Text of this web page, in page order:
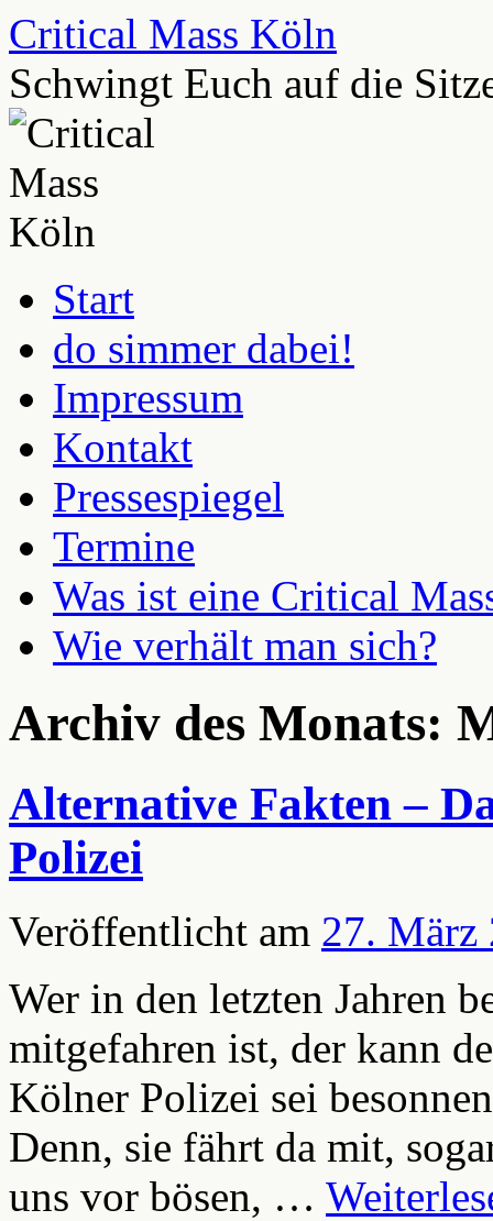
Zum
Inhalt
springen
Critical Mass Köln
Schwingt Euch auf die
Start
do simmer dabei!
Impressum
Kontakt
Pressespiegel
Termine
Was ist eine Critical
Wie verhält man sich?
Archiv des Monats:
Alternative Fakten –
Polizei
Veröffentlicht am 27. März
Wer in den letzten Jahren
mitgefahren ist, der kann
Kölner Polizei sei
Denn, sie fährt da mit,
uns vor bösen, …